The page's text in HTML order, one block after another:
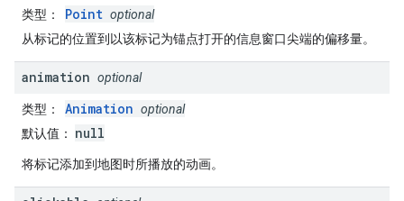
类型 ： Point optional
从标记的位置到以该标记为锚点打开的信息窗口尖端的偏移量。
animation optional
类型 ： Animation optional
默认值 ： null
将标记添加到地图时所播放的动画。